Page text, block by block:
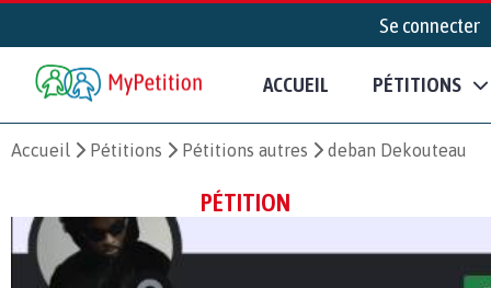
Se connecter
ACCUEIL PÉTITIONS
Accueil Pétitions Pétitions autres deban Dekouteau
PÉTITION